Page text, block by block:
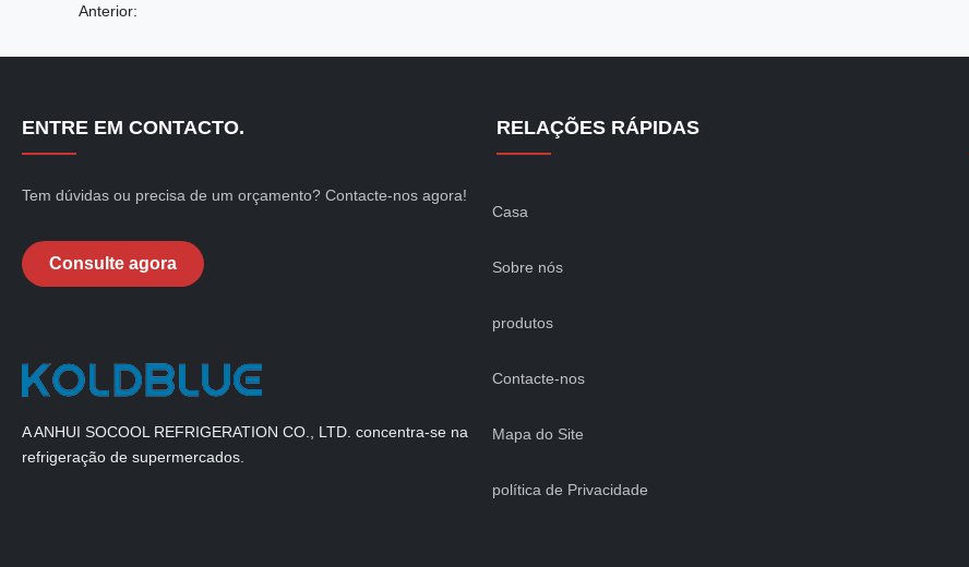
Anterior:
ENTRE EM CONTACTO.
Tem dúvidas ou precisa de um orçamento? Contacte-nos agora!
Consulte agora
A ANHUI SOCOOL REFRIGERATION CO., LTD. concentra-se na
refrigeração de supermercados.
RELAÇÕES RÁPIDAS
Casa
Sobre nós
produtos
Contacte-nos
Mapa do Site
política de Privacidade